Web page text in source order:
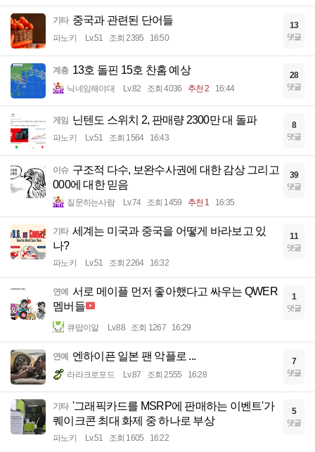
기타 중국과 관련된 단어들
파노키 Lv.51 조회 2395 16:50
13
댓글
계층 13호 돌핀 15호 찬홈 예상
닉네임해야대 Lv.82 조회 4036 추천 2 16:44
28
댓글
게임 닌텐도 스위치 2, 판매량 2300만 대 돌파
파노키 Lv.51 조회 1564 16:43
8
댓글
이슈 구조적 다수, 보완수사권에 대한 감상 그리고
000에 대한 믿음
질문하는사람 Lv.74 조회 1459 추천 1 16:35
39
댓글
기타 세계는 미국과 중국을 어떻게 바라보고 있
나?
파노키 Lv.51 조회 2264 16:32
11
댓글
연예
서로 메이플 먼저 좋아했다고 싸우는 QWER
멤버들
큐땁이알 Lv.88 조회 1267 16:29
1
댓글
연예 엔하이픈 일본 팬 악플로 ...
라라크로포드 Lv.87 조회 2555 16:28
7
댓글
기타 '그래픽카드를 MSRP에 판매하는 이벤트'가
퀘이크콘 최대 화제 중 하나로 부상
파노키 Lv.51 조회 1605 16:22
5
댓글